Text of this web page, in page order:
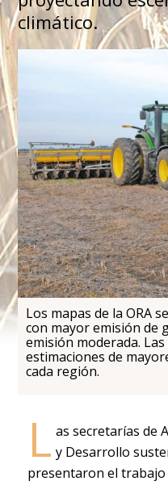
climático.
Los mapas de la ORA
con mayor emisión de
emisión moderada.
estimaciones de
cada región.
L as secretarías de
y Desarrollo
presentaron el trabajo